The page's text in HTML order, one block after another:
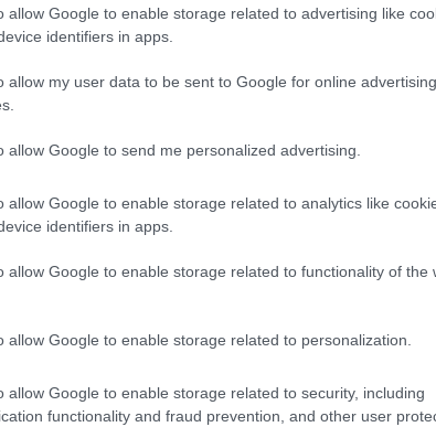
allow Google to enable storage related to advertising like
identifiers in apps.
allow my user data to be sent to Google for online advertising
allow Google to send me personalized advertising.
allow Google to enable storage related to analytics like
identifiers in apps.
allow Google to enable storage related to functionality of the
allow Google to enable storage related to personalization.
allow Google to enable storage related to security, including
functionality and fraud prevention, and other user
απόδοση κειμένου -Σκηνοθεσία: Γιάννης
1 Σεπτεμβρίου, στις 21.00 Η μεγάλη καλοκαιρινή
[…]